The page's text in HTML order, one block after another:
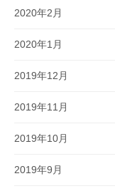
2020年2月
2020年1月
2019年12月
2019年11月
2019年10月
2019年9月